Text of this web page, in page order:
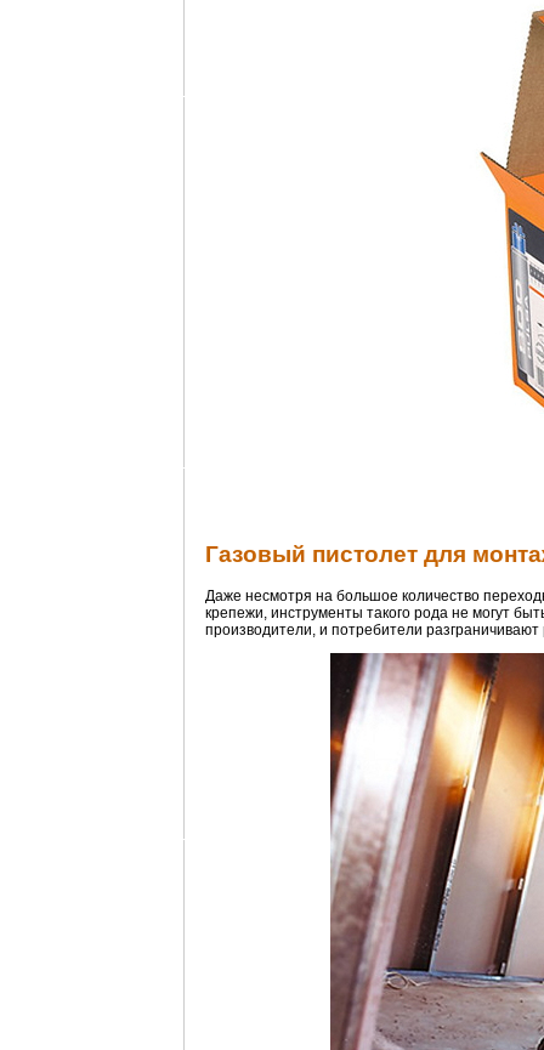
Газовый пистолет для
Даже несмотря на большое количество
крепежи, инструменты такого рода не могут
производители, и потребители